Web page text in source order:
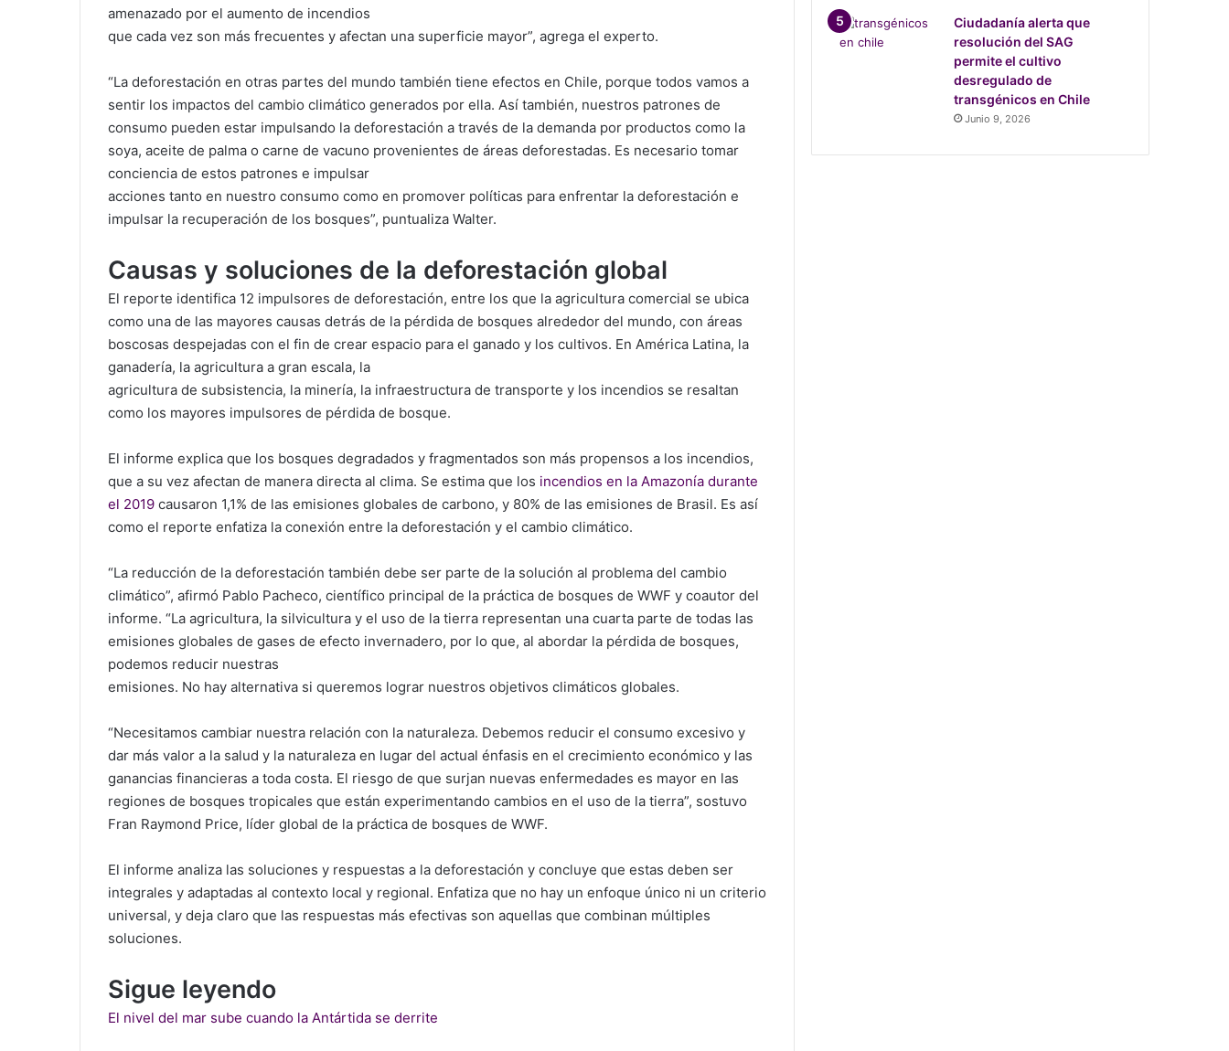
amenazado por el aumento de incendios
que cada vez son más frecuentes y afectan una superficie mayor”, agrega el experto.
“La deforestación en otras partes del mundo también tiene efectos en Chile, porque todos vamos a
sentir los impactos del cambio climático generados por ella. Así también, nuestros patrones de
consumo pueden estar impulsando la deforestación a través de la demanda por productos como la
soya, aceite de palma o carne de vacuno provenientes de áreas deforestadas. Es necesario tomar
conciencia de estos patrones e impulsar
acciones tanto en nuestro consumo como en promover políticas para enfrentar la deforestación e
impulsar la recuperación de los bosques”, puntualiza Walter.
Causas y soluciones de la deforestación global
El reporte identifica 12 impulsores de deforestación, entre los que la agricultura comercial se ubica
como una de las mayores causas detrás de la pérdida de bosques alrededor del mundo, con áreas
boscosas despejadas con el fin de crear espacio para el ganado y los cultivos. En América Latina, la
ganadería, la agricultura a gran escala, la
agricultura de subsistencia, la minería, la infraestructura de transporte y los incendios se resaltan
como los mayores impulsores de pérdida de bosque.
El informe explica que los bosques degradados y fragmentados son más propensos a los incendios,
que a su vez afectan de manera directa al clima. Se estima que los incendios en la Amazonía durante
el 2019 causaron 1,1% de las emisiones globales de carbono, y 80% de las emisiones de Brasil. Es así
como el reporte enfatiza la conexión entre la deforestación y el cambio climático.
“La reducción de la deforestación también debe ser parte de la solución al problema del cambio
climático”, afirmó Pablo Pacheco, científico principal de la práctica de bosques de WWF y coautor del
informe. “La agricultura, la silvicultura y el uso de la tierra representan una cuarta parte de todas las
emisiones globales de gases de efecto invernadero, por lo que, al abordar la pérdida de bosques,
podemos reducir nuestras
emisiones. No hay alternativa si queremos lograr nuestros objetivos climáticos globales.
“Necesitamos cambiar nuestra relación con la naturaleza. Debemos reducir el consumo excesivo y
dar más valor a la salud y la naturaleza en lugar del actual énfasis en el crecimiento económico y las
ganancias financieras a toda costa. El riesgo de que surjan nuevas enfermedades es mayor en las
regiones de bosques tropicales que están experimentando cambios en el uso de la tierra”, sostuvo
Fran Raymond Price, líder global de la práctica de bosques de WWF.
El informe analiza las soluciones y respuestas a la deforestación y concluye que estas deben ser
integrales y adaptadas al contexto local y regional. Enfatiza que no hay un enfoque único ni un criterio
universal, y deja claro que las respuestas más efectivas son aquellas que combinan múltiples
soluciones.
Sigue leyendo
El nivel del mar sube cuando la Antártida se derrite
Ciudadanía alerta que
resolución del SAG
permite el cultivo
desregulado de
transgénicos en Chile
Junio 9, 2026